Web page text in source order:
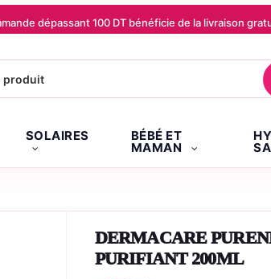
dépassant 100 DT bénéficie de la livraison
SOLAIRES BÉBÉ ET
MAMAN
DERMACARE
PURIFIANT 200ML